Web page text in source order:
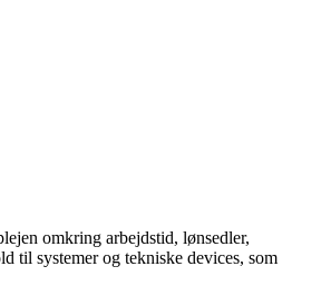
omkring arbejdstid, lønsedler,
til systemer og tekniske devices, som